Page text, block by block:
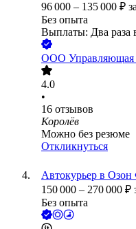
96 000 – 135 000 ₽
Без опыта
Выплаты: Два раза
ООО
4.0
•
16 отзывов
Королёв
Можно без резюме
Откликнуться
Автокурьер в
150 000 – 270 000 ₽
Без опыта